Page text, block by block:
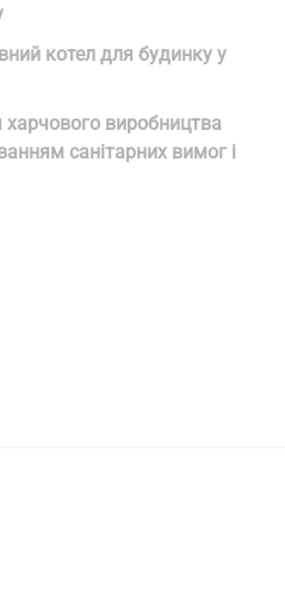
котел для будинку у
харчового виробництва
санітарних вимог і